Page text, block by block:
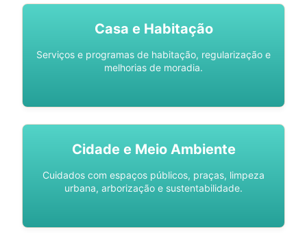
Casa e Habitação
Serviços e programas de habitação, regularização e
melhorias de moradia.
Cidade e Meio Ambiente
Cuidados com espaços públicos, praças, limpeza
urbana, arborização e sustentabilidade.